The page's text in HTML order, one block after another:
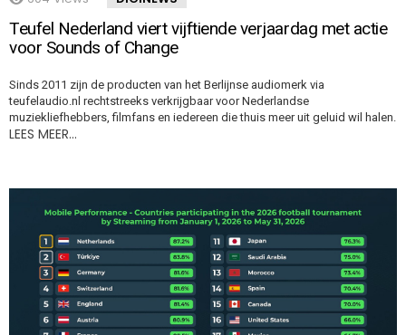
Teufel Nederland viert vijftiende verjaardag met actie
voor Sounds of Change
Sinds 2011 zijn de producten van het Berlijnse audiomerk via
teufelaudio.nl rechtstreeks verkrijgbaar voor Nederlandse
muziekliefhebbers, filmfans en iedereen die thuis meer uit geluid wil halen.
LEES MEER…